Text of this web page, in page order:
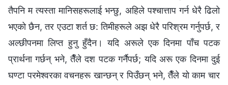
तैपनि म त्यस्ता मानिसहरूलाई भन्छु, अहिले पश्‍चात्ताप गर्न धेरै ढिलो
भएको छैन, तर एउटा शर्त छ: तिमीहरूले अझ धेरै परिश्रम गर्नुपर्छ, र
अल्छीपनमा लिप्त हुनु हुँदैन। यदि अरूले एक दिनमा पाँच पटक
प्रार्थना गर्छन् भने, तैँले दश पटक गर्नैपर्छ; यदि अरू एक दिनमा दुई
घण्टा परमेश्‍वरका वचनहरू खान्छन् र पिउँछन् भने, तैँले यो काम चार